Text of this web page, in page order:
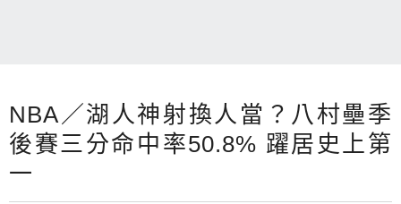
NBA／湖人神射換人當？八村壘季
後賽三分命中率50.8% 躍居史上第
一